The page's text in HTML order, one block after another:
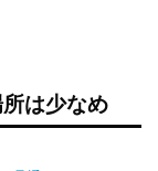
は少なめ